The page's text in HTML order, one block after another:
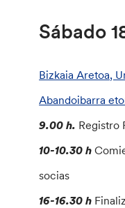
Sábado
Bizkaia Aretoa,
Abandoibarra
9.00 h. Registro
10-10.30 h
socias
16-16.30 h